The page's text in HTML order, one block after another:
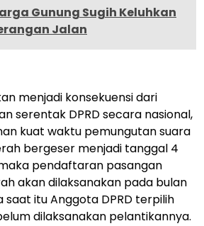
Gunung Sugih Keluhkan
Jalan
menjadi konsekuensi dari
serentak DPRD secara nasional,
kuat waktu pemungutan suara
bergeser menjadi tanggal 4
pendaftaran pasangan
akan dilaksanakan pada bulan
saat itu Anggota DPRD terpilih
dilaksanakan pelantikannya.